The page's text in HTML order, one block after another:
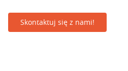
Skontaktuj się z nami!